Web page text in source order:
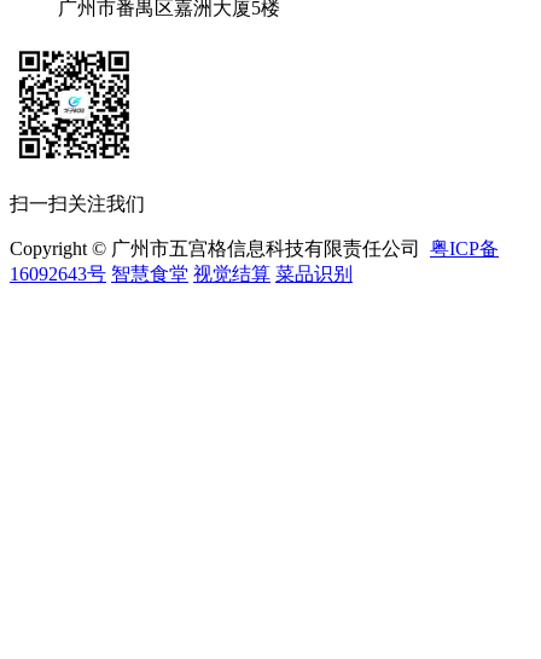
广州市番禺区嘉洲大厦5楼
扫一扫关注我们
Copyright © 广州市五宫格信息科技有限责任公司 粤ICP备
16092643号 智慧食堂 视觉结算 菜品识别